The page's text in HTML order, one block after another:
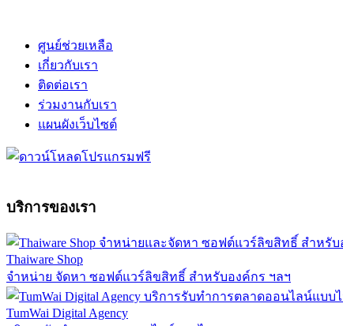
ศูนย์ช่วยเหลือ
เกี่ยวกับเรา
ติดต่อเรา
ร่วมงานกับเรา
แผนผังเว็บไซต์
บริการของเรา
Thaiware Shop
จำหน่าย จัดหา ซอฟต์แวร์ลิขสิทธิ์ สำหรับองค์กร ฯลฯ
TumWai Digital Agency